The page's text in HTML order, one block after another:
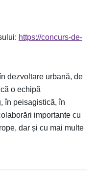
https://concurs-de-
dezvoltare urbană, de
o echipă
în peisagistică, în
importante cu
dar și cu mai multe